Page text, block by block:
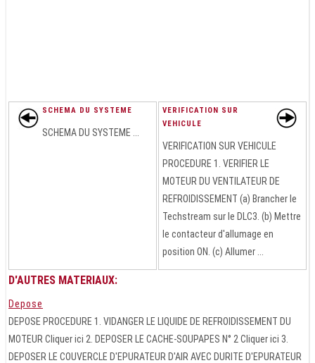
SCHEMA DU SYSTEME
SCHEMA DU SYSTEME ...
VERIFICATION SUR
VEHICULE
VERIFICATION SUR VEHICULE
PROCEDURE 1. VERIFIER LE
MOTEUR DU VENTILATEUR DE
REFROIDISSEMENT (a) Brancher le
Techstream sur le DLC3. (b) Mettre
le contacteur d'allumage en
position ON. (c) Allumer ...
D'AUTRES MATERIAUX:
Depose
DEPOSE PROCEDURE 1. VIDANGER LE LIQUIDE DE REFROIDISSEMENT DU
MOTEUR Cliquer ici 2. DEPOSER LE CACHE-SOUPAPES N° 2 Cliquer ici 3.
DEPOSER LE COUVERCLE D'EPURATEUR D'AIR AVEC DURITE D'EPURATEUR